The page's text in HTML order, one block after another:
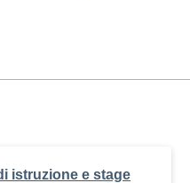
istruzione e stage